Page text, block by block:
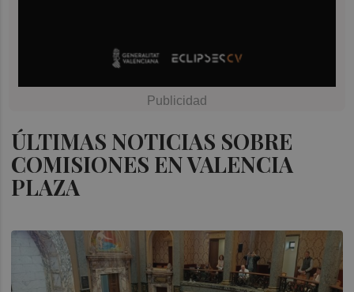
ÚLTIMAS NOTICIAS SOBRE
COMISIONES EN VALENCIA
PLAZA